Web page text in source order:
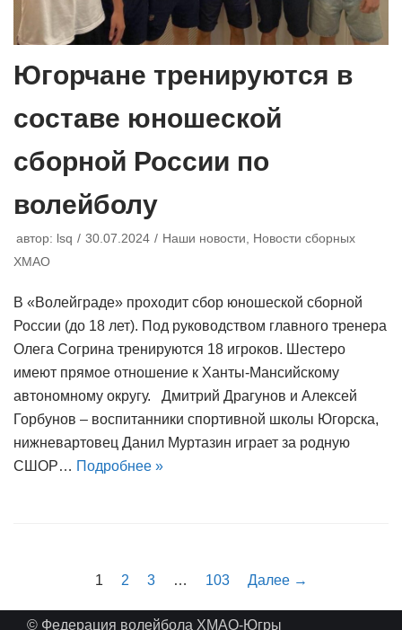
Югорчане тренируются в
составе юношеской
сборной России по
волейболу
автор: lsq 30.07.2024 Наши новости
Новости сборных
ХМАО
В «Волейграде» проходит сбор юношеской сборной
России (до 18 лет). Под руководством главного тренера
Олега Согрина тренируются 18 игроков. Шестеро
имеют прямое отношение к Ханты-Мансийскому
автономному округу. Дмитрий Драгунов и Алексей
Горбунов – воспитанники спортивной школы Югорска,
нижневартовец Данил Муртазин играет за родную
СШОР… Подробнее »
1 2 3 … 103 Далее →
© Федерация волейбола ХМАО-Югры